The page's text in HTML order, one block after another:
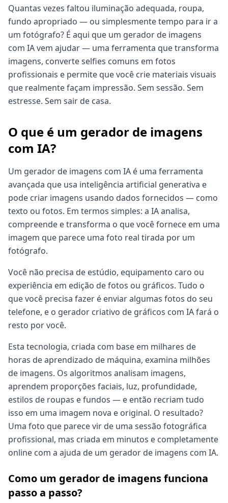
Quantas vezes faltou iluminação adequada, roupa,
fundo apropriado — ou simplesmente tempo para ir a
um fotógrafo? É aqui que um gerador de imagens
com IA vem ajudar — uma ferramenta que transforma
imagens, converte selfies comuns em fotos
profissionais e permite que você crie materiais visuais
que realmente façam impressão. Sem sessão. Sem
estresse. Sem sair de casa.
O que é um gerador de imagens
com IA?
Um gerador de imagens com IA é uma ferramenta
avançada que usa inteligência artificial generativa e
pode criar imagens usando dados fornecidos — como
texto ou fotos. Em termos simples: a IA analisa,
compreende e transforma o que você fornece em uma
imagem que parece uma foto real tirada por um
fotógrafo.
Você não precisa de estúdio, equipamento caro ou
experiência em edição de fotos ou gráficos. Tudo o
que você precisa fazer é enviar algumas fotos do seu
telefone, e o gerador criativo de gráficos com IA fará o
resto por você.
Esta tecnologia, criada com base em milhares de
horas de aprendizado de máquina, examina milhões
de imagens. Os algoritmos analisam imagens,
aprendem proporções faciais, luz, profundidade,
estilos de roupas e fundos — e então recriam tudo
isso em uma imagem nova e original. O resultado?
Uma foto que parece vir de uma sessão fotográfica
profissional, mas criada em minutos e completamente
online com a ajuda de um gerador de imagens com IA.
Como um gerador de imagens funciona
passo a passo?